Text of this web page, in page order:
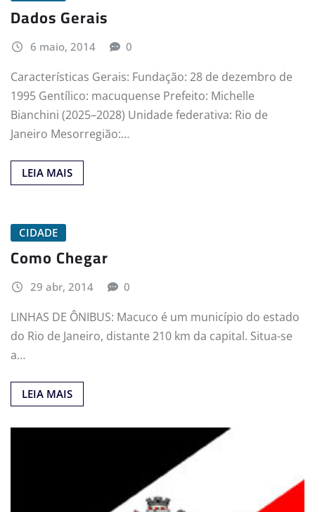
Dados Gerais
6 maio, 2014 0
Características Gerais: Fundação: 28 de dezembro de
1995 Gentílico: macuquense Prefeito: Michelle
Bianchini (2025–2028) Unidade federativa: Rio de
Janeiro Mesorregião:…
LEIA MAIS
CIDADE
Como Chegar
29 abr, 2014 0
LINHAS DE ÔNIBUS: Macuco é um município do estado
do Rio de Janeiro, distante 210 km da capital. Situa-se
a…
LEIA MAIS